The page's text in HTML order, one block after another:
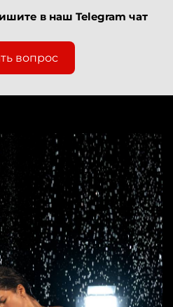
в наш Telegram чат
вопрос